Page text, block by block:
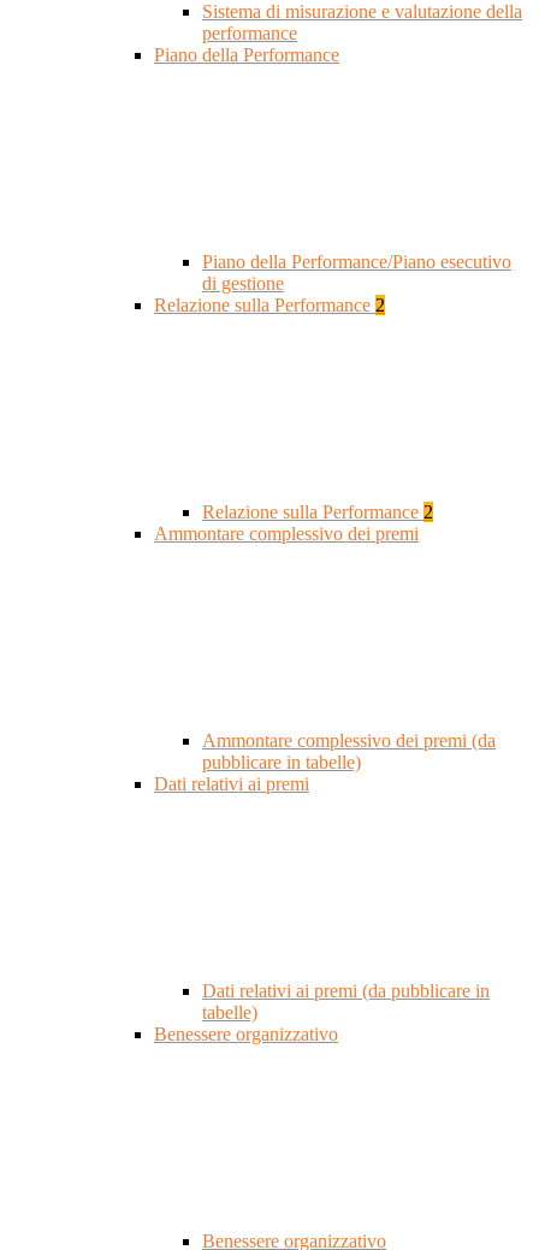
Sistema di misurazione e valutazione della
performance
Piano della Performance
Piano della Performance/Piano esecutivo
di gestione
Relazione sulla Performance 2
Relazione sulla Performance 2
Ammontare complessivo dei premi
Ammontare complessivo dei premi (da
pubblicare in tabelle)
Dati relativi ai premi
Dati relativi ai premi (da pubblicare in
tabelle)
Benessere organizzativo
Benessere organizzativo